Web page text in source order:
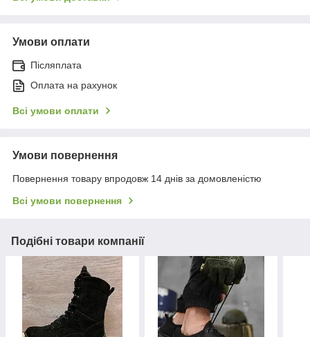
Умови оплати
Післяплата
Оплата на рахунок
Всі умови оплати
Умови повернення
Повернення товару впродовж 14 днів за домовленістю
Всі умови повернення
Подібні товари компанії